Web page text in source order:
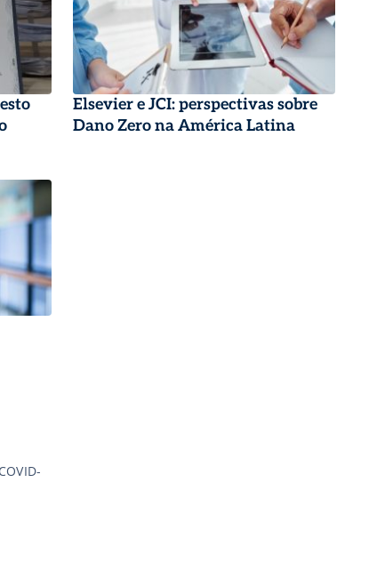
Elsevier e JCI: perspectivas sobre
Dano Zero na América Latina